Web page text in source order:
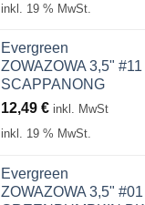
inkl. 19 % MwSt.
Evergreen
ZOWAZOWA 3,5" #11
SCAPPANONG
12,49 € inkl. MwSt
inkl. 19 % MwSt.
Evergreen
ZOWAZOWA 3,5" #01